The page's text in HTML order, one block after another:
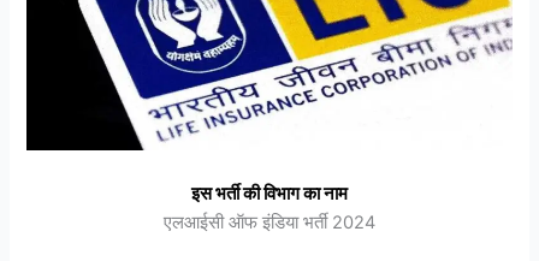
इस भर्ती की विभाग का नाम
एलआईसी ऑफ इंडिया भर्ती 2024